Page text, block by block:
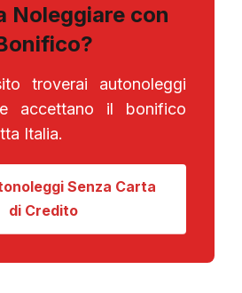
Noleggiare con
troverai autonoleggi
accettano il bonifico
Italia.
Senza Carta
di Credito